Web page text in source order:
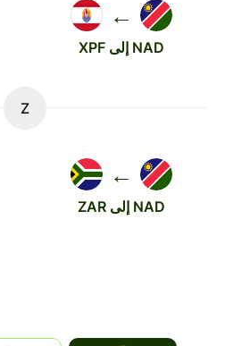
←
NAD إلى XPF
Z
←
NAD إلى ZAR